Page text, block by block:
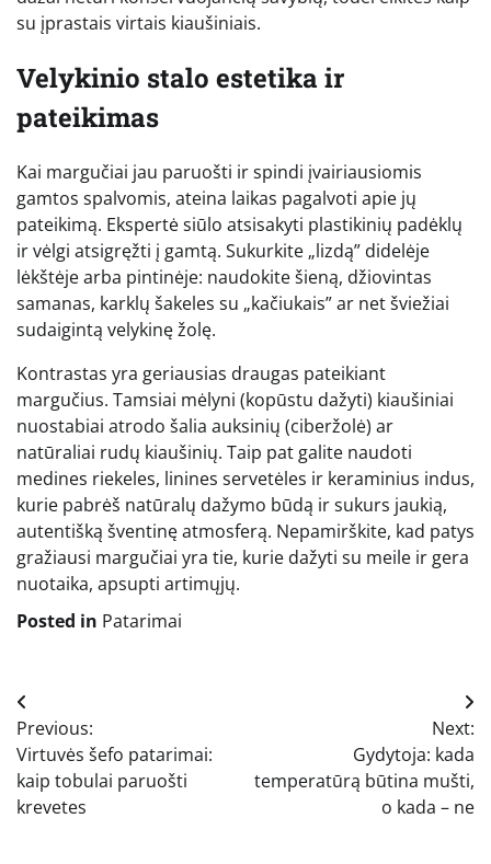
su įprastais virtais kiaušiniais.
Velykinio stalo estetika ir
pateikimas
Kai margučiai jau paruošti ir spindi įvairiausiomis
gamtos spalvomis, ateina laikas pagalvoti apie jų
pateikimą. Ekspertė siūlo atsisakyti plastikinių padėklų
ir vėlgi atsigręžti į gamtą. Sukurkite „lizdą” didelėje
lėkštėje arba pintinėje: naudokite šieną, džiovintas
samanas, karklų šakeles su „kačiukais” ar net šviežiai
sudaigintą velykinę žolę.
Kontrastas yra geriausias draugas pateikiant
margučius. Tamsiai mėlyni (kopūstu dažyti) kiaušiniai
nuostabiai atrodo šalia auksinių (ciberžolė) ar
natūraliai rudų kiaušinių. Taip pat galite naudoti
medines riekeles, linines servetėles ir keraminius indus,
kurie pabrėš natūralų dažymo būdą ir sukurs jaukią,
autentišką šventinę atmosferą. Nepamirškite, kad patys
gražiausi margučiai yra tie, kurie dažyti su meile ir gera
nuotaika, apsupti artimųjų.
Posted in Patarimai
Navigacija
tarp
įrašų
Previous:
Virtuvės šefo patarimai:
kaip tobulai paruošti
krevetes
Next:
Gydytoja: kada
temperatūrą būtina mušti,
o kada – ne